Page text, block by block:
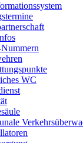
WC